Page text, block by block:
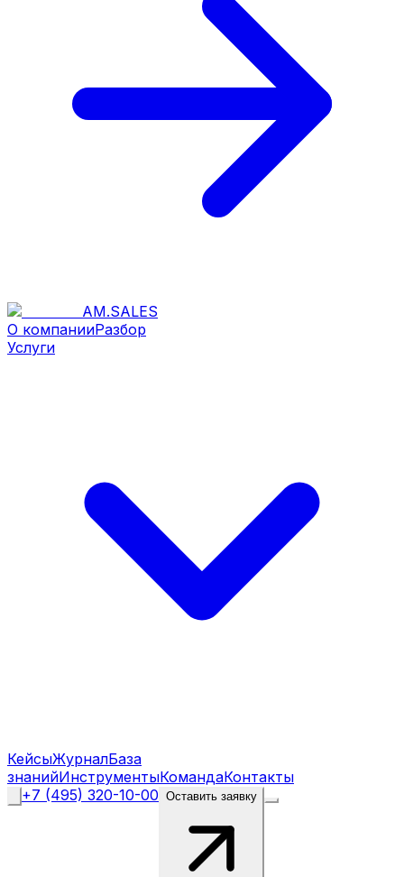
AM.SALES
О компанииРазбор
Услуги
КейсыЖурналБаза
знанийИнструментыКомандаКонтакты
+7 (495) 320-10-00 Оставить заявку